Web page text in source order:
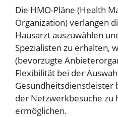
Die HMO-Pläne (Health
Organization) verlangen
Hausarzt auszuwählen
Spezialisten zu erhalten,
(bevorzugte
Flexibilität bei der
Gesundheitsdienstleister
der Netzwerkbesuche zu
ermöglichen.